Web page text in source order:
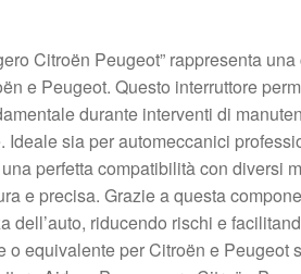
Citroën Peugeot” rappresenta
e Peugeot. Questo interruttore
durante interventi di
sia per automeccanici
perfetta compatibilità con diversi
e precisa. Grazie a questa
dell’auto, riducendo rischi e
equivalente per Citroën e Peugeot